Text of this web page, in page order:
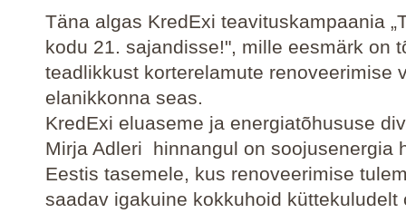
Täna algas KredExi teavituskampaania
kodu 21. sajandisse!", mille eesmärk on
teadlikkust korterelamute renoveerimise
elanikkonna seas.
KredExi eluaseme ja energiatõhususe
Mirja Adleri hinnangul on soojusenergia
Eestis tasemele, kus renoveerimise
saadav igakuine kokkuhoid küttekuludelt